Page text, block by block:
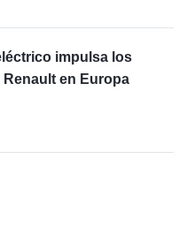
impulsa los
Renault en Europa